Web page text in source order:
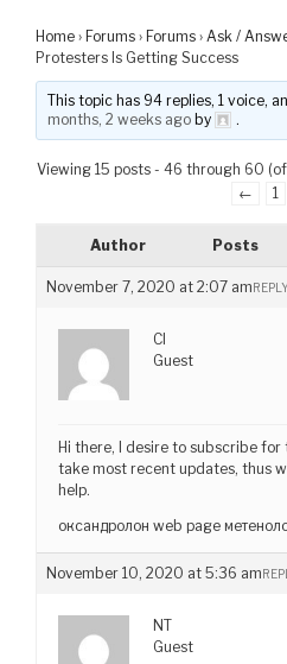
Home › Forums › Forums › Ask /
Protesters Is Getting Success
This topic has 94 replies, 1 voice,
months, 2 weeks ago by .
Viewing 15 posts - 46 through 60
←
1
Author Posts
November 7, 2020 at 2:07 am
CI
Guest
Hi there, I desire to subscribe
take most recent updates, thus
help.
оксандролон web page
November 10, 2020 at 5:36 am
NT
Guest